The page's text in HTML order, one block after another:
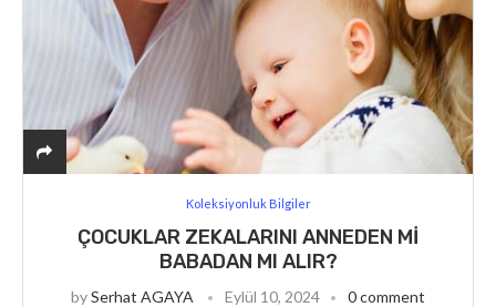
Koleksiyonluk Bilgiler
ÇOCUKLAR ZEKALARINI ANNEDEN MI
BABADAN MI ALIR?
bySerhat AGAYA Eylül 10, 2024 0 comment